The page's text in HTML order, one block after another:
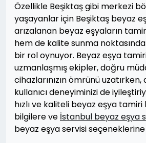
Özellikle Beşiktaş gibi merkezi
yaşayanlar için Beşiktaş beyaz
arızalanan beyaz eşyaların
hem de kalite sunma
bir rol oynuyor. Beyaz eşya
uzmanlaşmış ekipler, doğru
cihazlarınızın ömrünü
kullanıcı deneyiminizi de
hızlı ve kaliteli beyaz eşya
bilgilere ve İstanbul beyaz eşya
beyaz eşya servisi